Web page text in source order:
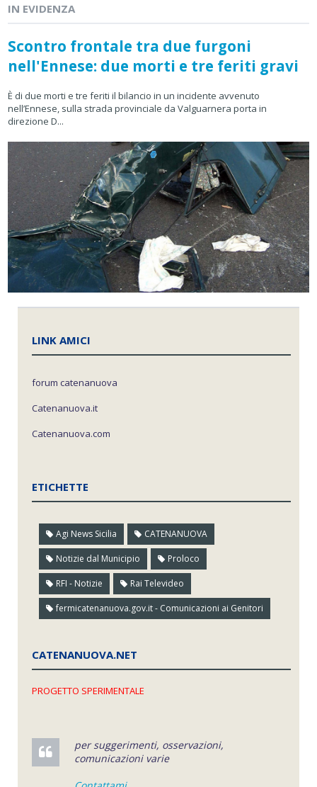
IN EVIDENZA
Scontro frontale tra due furgoni
nell'Ennese: due morti e tre feriti gravi
È di due morti e tre feriti il bilancio in un incidente avvenuto
nell’Ennese, sulla strada provinciale da Valguarnera porta in
direzione D...
LINK AMICI
forum catenanuova
Catenanuova.it
Catenanuova.com
ETICHETTE
Agi News Sicilia CATENANUOVA
Notizie dal Municipio Proloco
RFI - Notizie Rai Televideo
fermicatenanuova.gov.it - Comunicazioni ai Genitori
CATENANUOVA.NET
PROGETTO SPERIMENTALE
per suggerimenti, osservazioni,
comunicazioni varie